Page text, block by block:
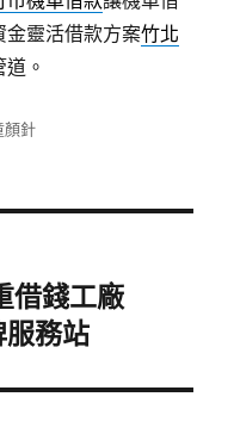
金靈活借款方案竹北
。
顏針
借錢工廠
務站